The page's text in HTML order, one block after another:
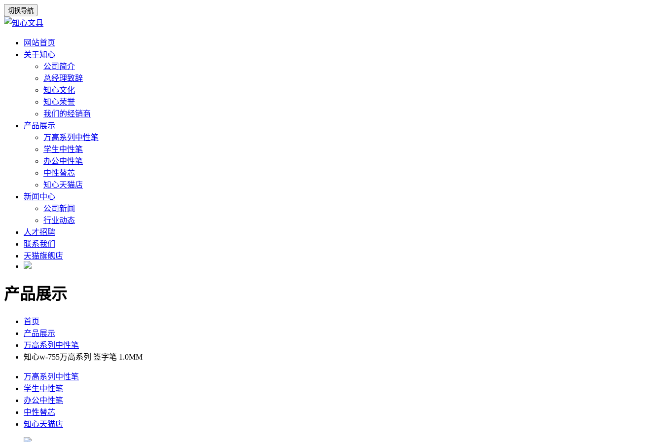
切换导航
网站首页
关于知心
公司简介
总经理致辞
知心文化
知心荣誉
我们的经销商
产品展示
万高系列中性笔
学生中性笔
办公中性笔
中性替芯
知心天猫店
新闻中心
公司新闻
行业动态
人才招聘
联系我们
天猫旗舰店
产品展示
首页
产品展示
万高系列中性笔
知心w-755万高系列 签字笔 1.0MM
万高系列中性笔
学生中性笔
办公中性笔
中性替芯
知心天猫店